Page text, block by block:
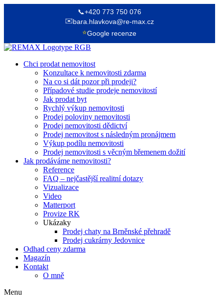
📞+420 773 750 076
✉️bara.hlavkova@re-max.cz
⭐Google recenze
Chci prodat nemovitost
Konzultace k nemovitosti zdarma
Na co si dát pozor při prodeji?
Případové studie prodeje nemovitostí
Jak prodat byt
Rychlý výkup nemovitosti
Prodej poloviny nemovitosti
Prodej nemovitosti dědictví
Prodej nemovitost s následným pronájmem
Výkup podílu nemovitosti
Prodej nemovitosti s věcným břemenem dožití
Jak prodáváme nemovitosti?
Reference
FAQ – nejčastější realitní dotazy
Vizualizace
Video
Matterport
Provize RK
Ukázaky
Prodej chaty na Brněnské přehradě
Prodej cukrárny Jedovnice
Odhad ceny zdarma
Magazín
Kontakt
O mně
Menu